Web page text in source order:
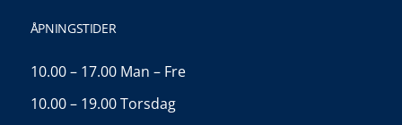
ÅPNINGSTIDER
10.00 – 17.00 Man – Fre
10.00 – 19.00 Torsdag